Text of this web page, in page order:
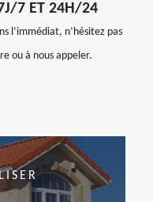
7 ET 24H/24
l’immédiat, n’hésitez pas
ou à nous appeler.